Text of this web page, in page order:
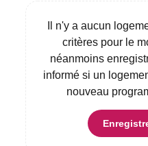
Il n'y a aucun
critères pour le
néanmoins
informé si un
nouveau